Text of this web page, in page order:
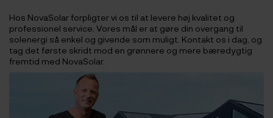
Hos NovaSolar forpligter vi os til at levere høj kvalitet og
professionel service. Vores mål er at gøre din overgang til
solenergi så enkel og givende som muligt. Kontakt os i dag, og
tag det første skridt mod en grønnere og mere bæredygtig
fremtid med NovaSolar.